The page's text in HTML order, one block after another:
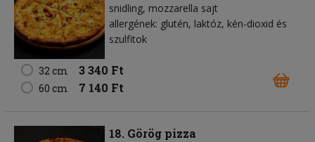
snidling mozzarella sajt
allergének: glutén, laktóz, kén-dioxid és
szulfitok
32 cm 3 340 Ft
60 cm 7 140 Ft
18. Görög pizza